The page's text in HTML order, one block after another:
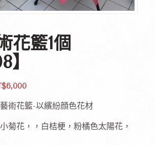
花籃1個
】
6,000
術花籃-以繽紛顔色花材
菊花，，白桔梗，粉橘色太陽花，